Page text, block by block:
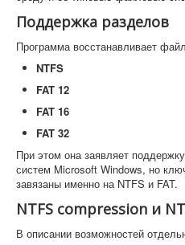
Поддержка разделов
Программа восстанавливает
NTFS
FAT 12
FAT 16
FAT 32
При этом она заявляет
систем Microsoft Windows, но
завязаны именно на NTFS и FAT.
NTFS compression и
В описании возможностей